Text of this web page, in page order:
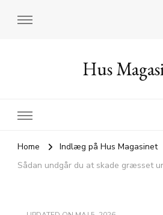
Hus
Home
Indlæg på Hus Magasinet
Sådan undgår du at skade græsset